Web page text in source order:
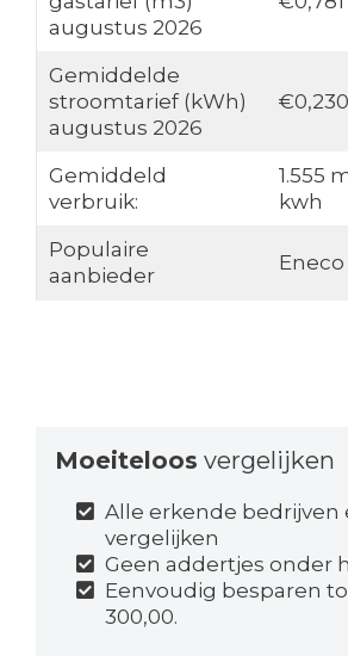
augustus 2026
Gemiddelde
stroomtarief (kWh)
augustus 2026
€0,230
Gemiddeld
verbruik:
1.555
kwh
Populaire
aanbieder
Eneco
Moeiteloos vergelijken
Alle erkende bedrijven
vergelijken
Geen addertjes onder
Eenvoudig besparen
300,00.